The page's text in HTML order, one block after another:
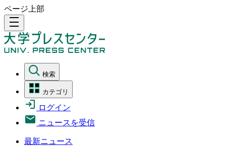
ページ上部
density_medium
検索
カテゴリ
ログイン
ニュースを受信
最新ニュース